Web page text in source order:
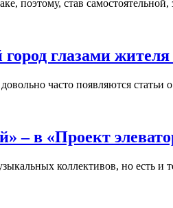
поэтому, став
глазами жителя
часто появляются
– в «Проект
коллективов, но есть и